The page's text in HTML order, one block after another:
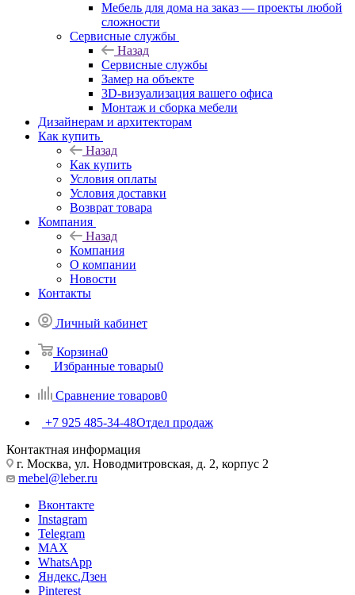
Мебель для дома на заказ — проекты любой
сложности
Сервисные службы
Назад
Сервисные службы
Замер на объекте
3D-визуализация вашего офиса
Монтаж и сборка мебели
Дизайнерам и архитекторам
Как купить
Назад
Как купить
Условия оплаты
Условия доставки
Возврат товара
Компания
Назад
Компания
О компании
Новости
Контакты
Личный кабинет
Корзина0
Избранные товары0
Сравнение товаров0
+7 925 485-34-48Отдел продаж
Контактная информация
г. Москва, ул. Новодмитровская, д. 2, корпус 2
mebel@leber.ru
Вконтакте
Instagram
Telegram
MAX
WhatsApp
Яндекс.Дзен
Pinterest